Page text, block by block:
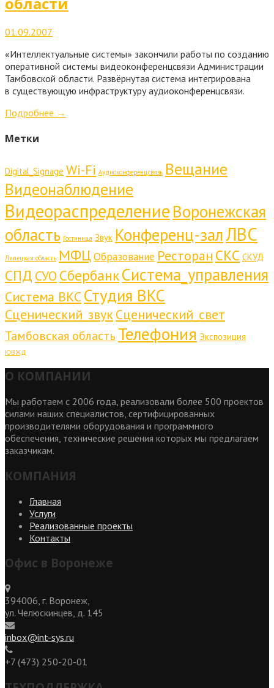
01.09.2007
«Интеллектуальные системы» закончили работы по созданию
оперативной системы видеоконференцсвязи Администрации
Тамбовской области. Развёрнутая система интегрирована
в существующую инфраструктуру аудиоконференцсвязи.
Подробнее →
Метки
Digital_Signage Wi-Fi Аудиоконференцсвязь Вещание
Видеонаблюдение
Видеораспределение Воронежская
область Гостиница Звук Конференц-залЛВС
Липецкая область МФЦОбразование Ресторан СКС СКУД
СПД СУО СбербанкСистема_управления
Система ВКС Студия ВКС
Сценический_звукСценический_свет
Тамбовская область Телефония Экспозиция
ЮВЖД
О КОМПАНИИ
Мы работаем с 2006 года, реализовали более 500 проектов
силами наших специалистов, сертифицированных
производителями оборудования и программного
обеспечения, технические решения которых мы предлагаем
заказчикам.
КОМПАНИЯ
Главная
Услуги
Реализованные проекты
Контакты
Офис в Воронеже
394006, г. Воронеж,
ул. Челюскинцев, д. 145
inbox@int-sys.ru
+7 (473) 250-20-01